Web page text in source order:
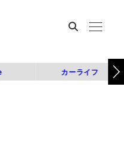
カーライフ